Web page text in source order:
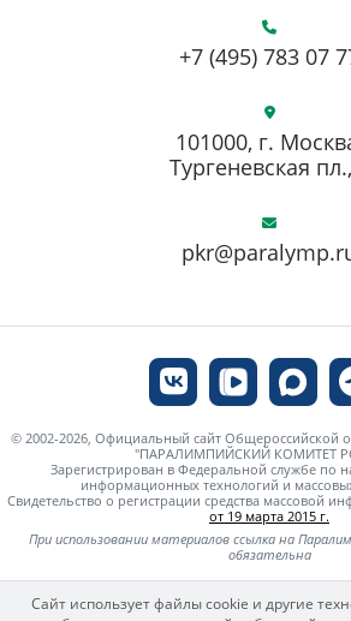
+7 (495) 783 07
101000, г.
Тургеневская
© 2002-2026, Официальный сайт Общероссийской
"ПАРАЛИМПИЙСКИЙ КОМИТЕТ
Зарегистрирован в Федеральной службе по
информационных технологий и
Свидетельство о регистрации средства массовой
от 19 марта 2015 г.
При использовании материалов ссылка на
обязательна
Сайт использует файлы cookie и другие